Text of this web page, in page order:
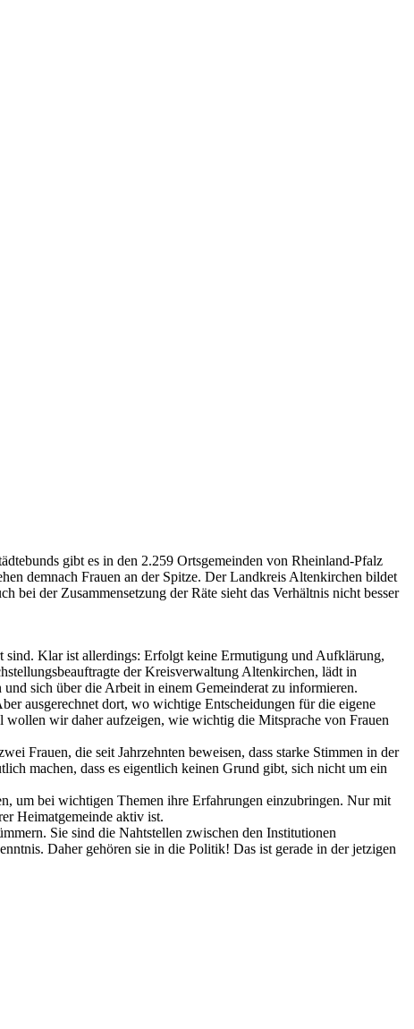
gibt es in den 2.259 Ortsgemeinden von Rheinland-Pfalz
demnach Frauen an der Spitze. Der Landkreis Altenkirchen bildet
der Zusammensetzung der Räte sieht das Verhältnis nicht besser
sind. Klar ist allerdings: Erfolgt keine Ermutigung und Aufklärung,
der Kreisverwaltung Altenkirchen, lädt in
sich über die Arbeit in einem Gemeinderat zu informieren.
ausgerechnet dort, wo wichtige Entscheidungen für die eigene
wir daher aufzeigen, wie wichtig die Mitsprache von Frauen
Frauen, die seit Jahrzehnten beweisen, dass starke Stimmen in der
machen, dass es eigentlich keinen Grund gibt, sich nicht um ein
um bei wichtigen Themen ihre Erfahrungen einzubringen. Nur mit
Heimatgemeinde aktiv ist.
Sie sind die Nahtstellen zwischen den Institutionen
Daher gehören sie in die Politik! Das ist gerade in der jetzigen